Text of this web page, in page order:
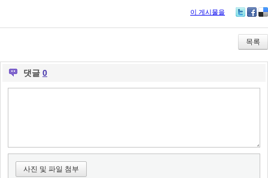
이 게시물을
itte ce
bo
ok
lici
ou
s
목록
댓글 0
사진 및 파일 첨부